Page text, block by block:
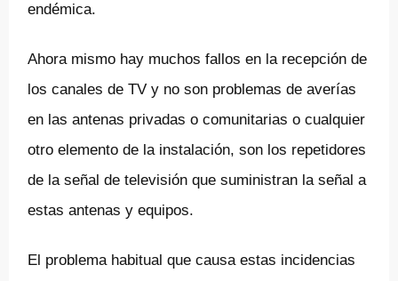
endémica.
Ahora mismo hay muchos fallos en la recepción de
los canales de TV y no son problemas de averías
en las antenas privadas o comunitarias o cualquier
otro elemento de la instalación, son los repetidores
de la señal de televisión que suministran la señal a
estas antenas y equipos.
El problema habitual que causa estas incidencias